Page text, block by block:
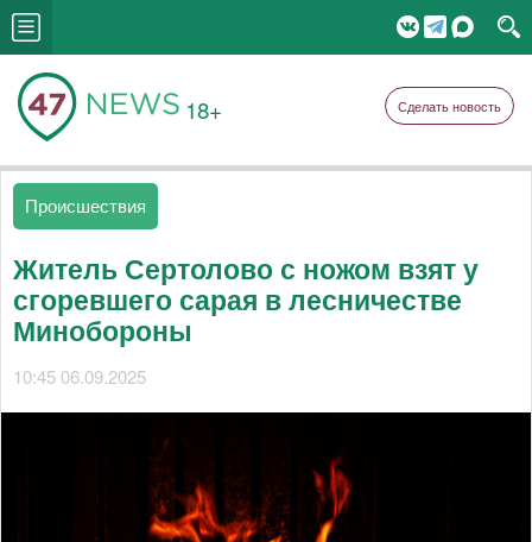
18+ Сделать новость
Происшествия
Житель Сертолово с ножом взят у
сгоревшего сарая в лесничестве
Минобороны
10:45 06.09.2025